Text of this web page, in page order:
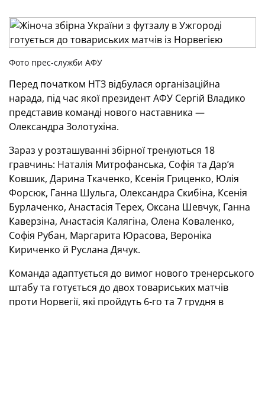
Фото прес-служби АФУ
Перед початком НТЗ відбулася організаційна
нарада, під час якої президент АФУ Сергій Владико
представив команді нового наставника —
Олександра Золотухіна.
Зараз у розташуванні збірної тренуються 18
гравчинь: Наталія Митрофанська, Софія та Дарʼя
Ковшик, Дарина Ткаченко, Ксенія Гриценко, Юлія
Форсюк, Ганна Шульга, Олександра Скибіна, Ксенія
Бурлаченко, Анастасія Терех, Оксана Шевчук, Ганна
Каверзіна, Анастасія Калягіна, Олена Коваленко,
Софія Рубан, Маргарита Юрасова, Вероніка
Кириченко й Руслана Дячук.
Команда адаптується до вимог нового тренерського
штабу та готується до двох товариських матчів
проти Норвегії, які пройдуть 6-го та 7 грудня в